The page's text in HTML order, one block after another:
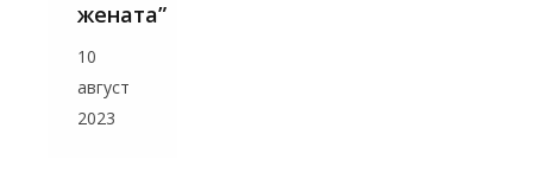
жената”
10
август
2023